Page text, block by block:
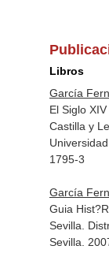
Libros
García
El Siglo
Castilla y
1795-3
García
Guia
Sevilla.
Sevilla.